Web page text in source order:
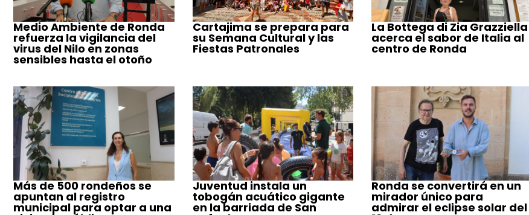
Medio Ambiente de Ronda
refuerza la vigilancia del
virus del Nilo en zonas
sensibles hasta el otoño
Cartajima se prepara para
su Semana Cultural y las
Fiestas Patronales
La Bottega di Zia Grazziella
acerca el sabor de Italia al
centro de Ronda
Más de 500 rondeños se
apuntan al registro
municipal para optar a una
Juventud instala un
tobogán acuático gigante
en la barriada de San
Ronda se convertirá en un
mirador único para
admirar el eclipse solar del